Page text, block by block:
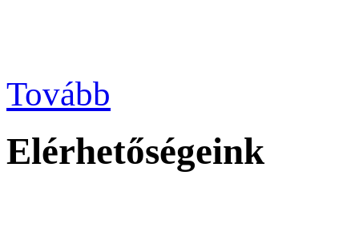
Tovább
Elérhetőségeink